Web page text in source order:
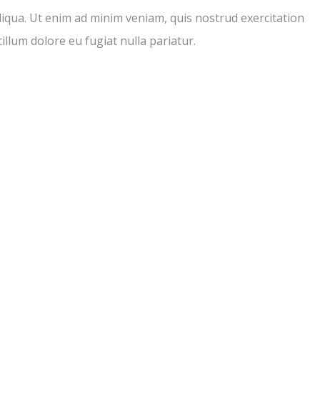
Ut enim ad minim veniam, quis nostrud exercitation
dolore eu fugiat nulla pariatur.